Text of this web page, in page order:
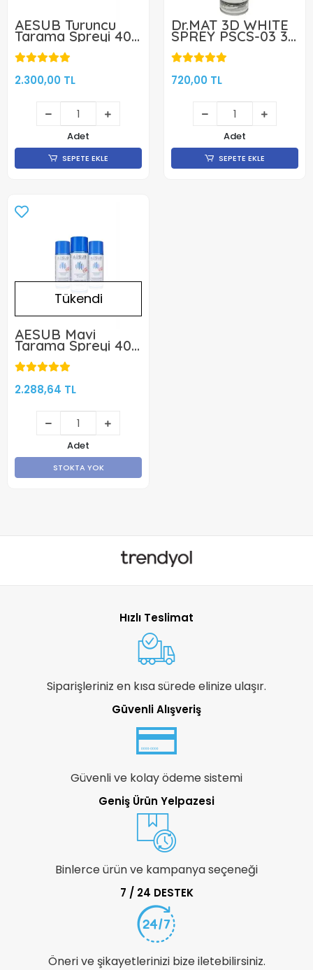
AESUB Turuncu
Tarama Spreyi 400
ml
2.300,00 TL
Adet
SEPETE EKLE
Dr.MAT 3D WHITE
SPREY PSCS-03 3D
BEYAZLATICI
OPTİK VE LAZER
500 ML
720,00 TL
Adet
SEPETE EKLE
Tükendi
AESUB Mavi
Tarama Spreyi 400
ml
2.288,64 TL
Adet
STOKTA YOK
Hızlı Teslimat
Siparişleriniz en kısa sürede elinize ulaşır.
Güvenli Alışveriş
Güvenli ve kolay ödeme sistemi
Geniş Ürün Yelpazesi
Binlerce ürün ve kampanya seçeneği
7 / 24 DESTEK
Öneri ve şikayetlerinizi bize iletebilirsiniz.